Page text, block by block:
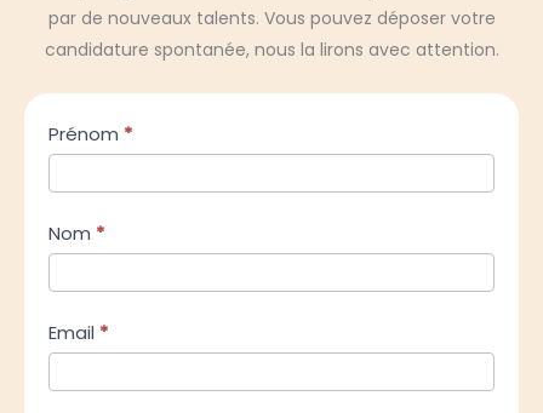
par de nouveaux talents. Vous pouvez déposer votre
candidature spontanée, nous la lirons avec attention.
Formulaire
de
recrutement
Prénom *
Nom *
Email *